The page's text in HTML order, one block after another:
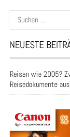
Suchen
nach:
NEUESTE
Reisen wie 2005?
Reisedokumente aus